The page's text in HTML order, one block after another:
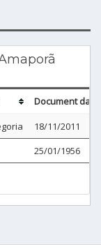
Document date
18/11/2011
25/01/1956